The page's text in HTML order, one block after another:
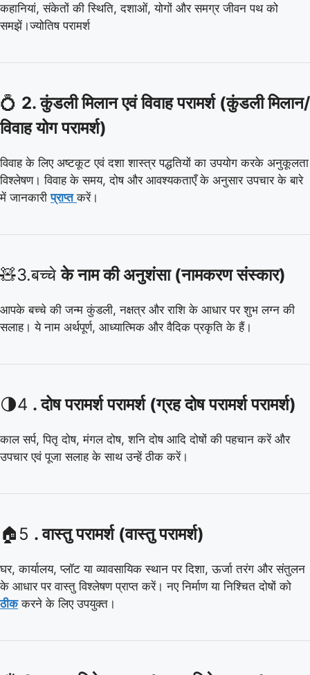
कहानियां, संकेतों की स्थिति, दशाओं, योगों और समग्र जीवन पथ को
समझें।ज्योतिष परामर्श
💍 2. कुंडली मिलान एवं विवाह परामर्श (कुंडली मिलान/
विवाह योग परामर्श)
विवाह के लिए अष्टकूट एवं दशा शास्त्र पद्धतियों का उपयोग करके अनुकूलता
विश्लेषण। विवाह के समय, दोष और आवश्यकताएँ के अनुसार उपचार के बारे
में जानकारीप्राप्त करें।
🧸3.बच्चेके नाम की अनुशंसा (नामकरण संस्कार)
आपके बच्चे की जन्म कुंडली, नक्षत्र और राशि के आधार पर शुभ लग्न की
सलाह। ये नाम अर्थपूर्ण, आध्यात्मिक और वैदिक प्रकृति के हैं।
🌗4 . दोष परामर्श परामर्श (ग्रह दोष परामर्श परामर्श)
काल सर्प, पितृ दोष, मंगल दोष, शनि दोष आदि दोषों की पहचान करें और
उपचार एवं पूजा सलाह के साथ उन्हें ठीक करें।
🏠5 . वास्तु परामर्श (वास्तु परामर्श)
घर, कार्यालय, प्लॉट या व्यावसायिक स्थान पर दिशा, ऊर्जा तरंग और संतुलन
के आधार पर वास्तु विश्लेषण प्राप्त करें। नए निर्माण या निश्चित दोषों को
ठीककरने के लिए उपयुक्त।